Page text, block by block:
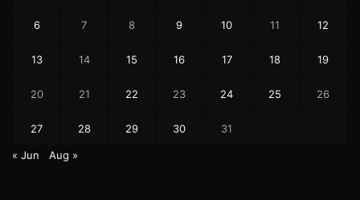
6 7 8 9 10 11 12
13 14 15 16 17 18 19
20 21 22 23 24 25 26
27 28 29 30 31
« Jun Aug »